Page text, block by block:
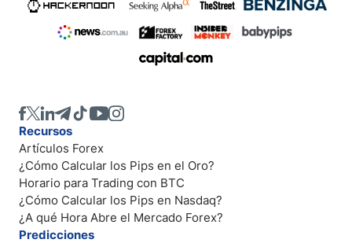
Recursos
Artículos Forex
¿Cómo Calcular los Pips en el Oro?
Horario para Trading con BTC
¿Cómo Calcular los Pips en Nasdaq?
¿A qué Hora Abre el Mercado Forex?
Predicciones